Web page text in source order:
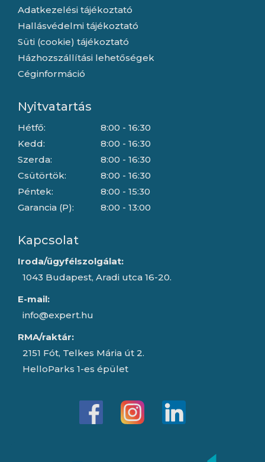
Adatkezelési tájékoztató
Hallásvédelmi tájékoztató
Süti (cookie) tájékoztató
Házhozszállítási lehetőségek
Céginformáció
Nyitvatartás
Hétfő:
Kedd:
Szerda:
Csütörtök:
Péntek:
Garancia (P):
8:00 - 16:30
8:00 - 16:30
8:00 - 16:30
8:00 - 16:30
8:00 - 15:30
8:00 - 13:00
Kapcsolat
Iroda/ügyfélszolgálat:
1043 Budapest, Aradi utca 16-20.
E-mail:
info@expert.hu
RMA/raktár:
2151 Fót, Telkes Mária út 2.
HelloParks 1-es épület